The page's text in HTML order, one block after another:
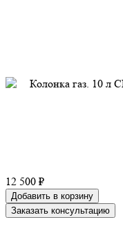
12 500 ₽
Добавить в корзину
Заказать консультацию